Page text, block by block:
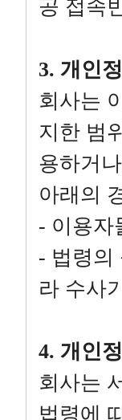
공 접속
3. 개인
회사는
지한 범
용하거
아래의
- 이용자
- 법령의
라 수사
4. 개인
회사는
법령에